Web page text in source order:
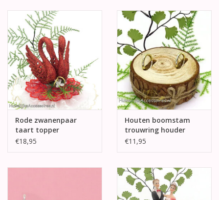
Rode zwanenpaar
taart topper
€18,95
Houten boomstam
trouwring houder
€11,95